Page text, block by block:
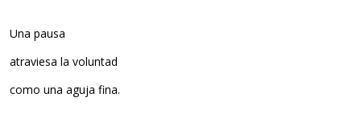
Una pausa
atraviesa la voluntad
como una aguja fina.